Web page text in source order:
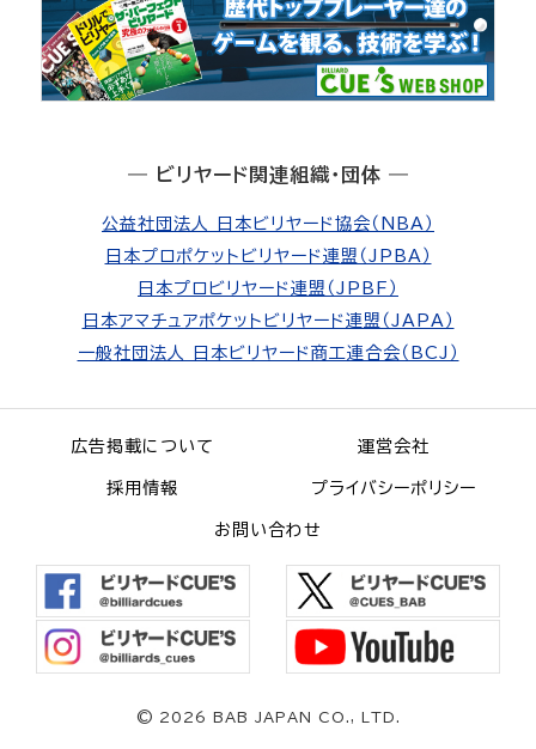
― ビリヤード関連組織・団体 ―
公益社団法人 日本ビリヤード協会（NBA）
日本プロポケットビリヤード連盟（JPBA）
日本プロビリヤード連盟（JPBF）
日本アマチュアポケットビリヤード連盟（JAPA）
一般社団法人 日本ビリヤード商工連合会（BCJ）
広告掲載について 運営会社
採用情報 プライバシーポリシー
お問い合わせ
© 2026 BAB JAPAN CO., LTD.